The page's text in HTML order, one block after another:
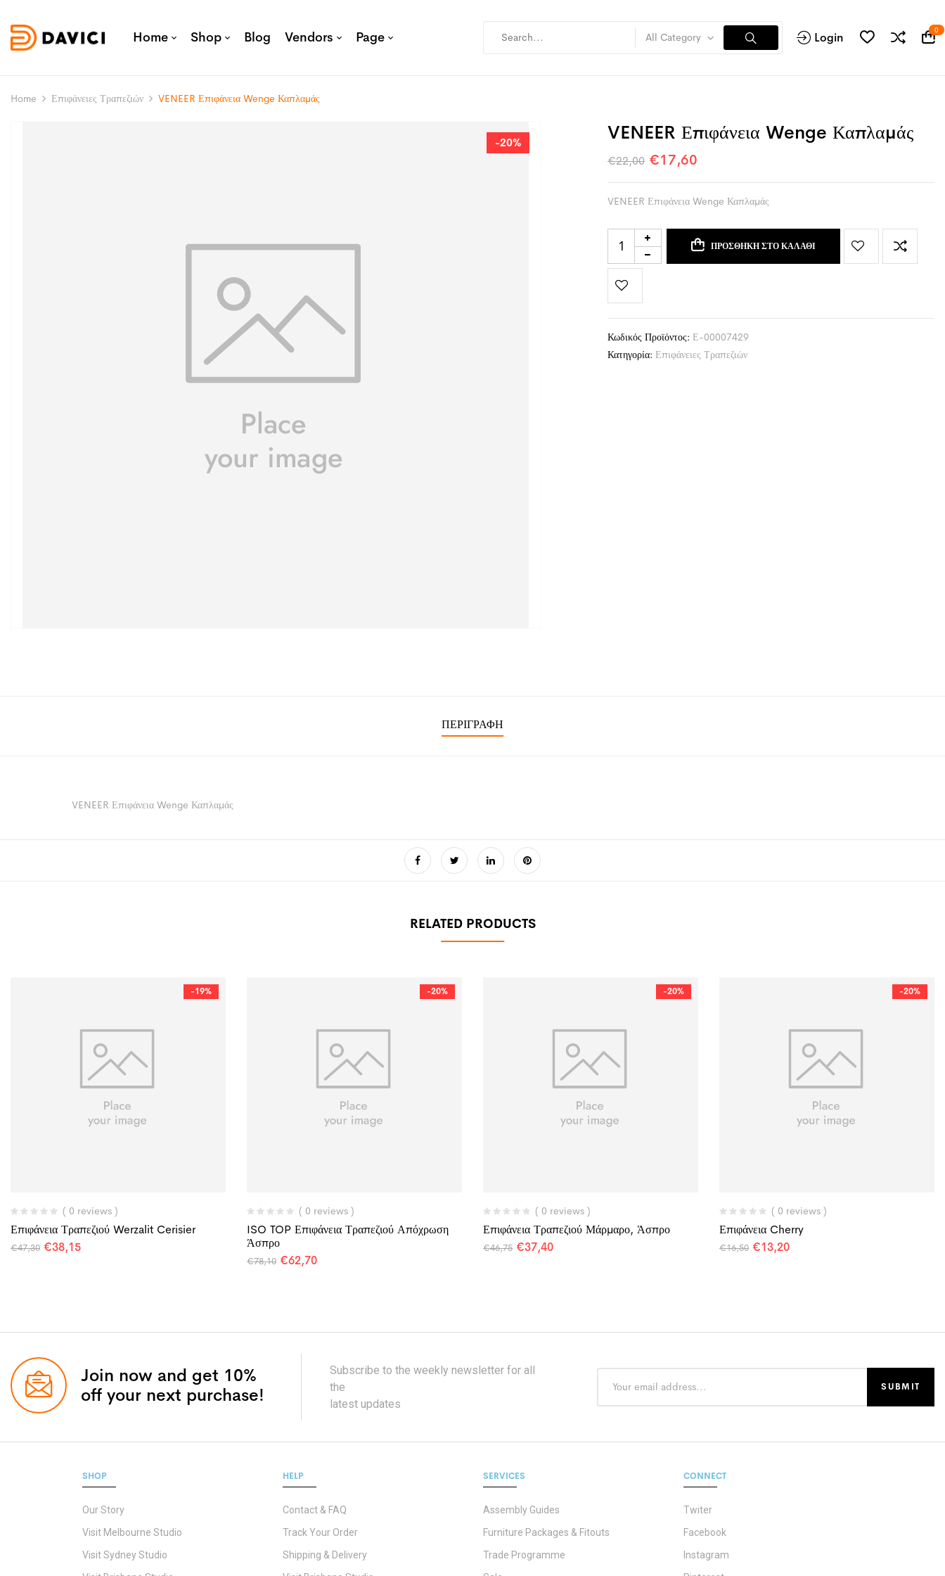
Home Shop Blog Vendors Page All Category Login 0
Home Επιφάνειες Τραπεζιών VENEER Επιφάνεια Wenge Καπλαμάς
-20% VENEER Επιφάνεια Wenge Καπλαμάς
€22,00 €17,60
VENEER Επιφάνεια Wenge Καπλαμάς
ΠΡΟΣΘΉΚΗ ΣΤΟ ΚΑΛΆΘΙ
Κωδικός Προϊόντος: Ε-00007429
Κατηγορία: Επιφάνειες Τραπεζιών
ΠΕΡΙΓΡΑΦΉ
VENEER Επιφάνεια Wenge Καπλαμάς
RELATED PRODUCTS
-19%
( 0 reviews )
Επιφάνεια Τραπεζιού Werzalit Cerisier
€47,30 €38,15
-20%
( 0 reviews )
ISO TOP Επιφάνεια Τραπεζιού Απόχρωση
Άσπρο
€78,10 €62,70
-20%
( 0 reviews )
Επιφάνεια Τραπεζιού Μάρμαρο, Άσπρο
€46,75 €37,40
-20%
( 0 reviews )
Επιφάνεια Cherry
€16,50 €13,20
Join now and get 10%
off your next purchase!
Subscribe to the weekly newsletter for all
the
latest updates
SHOP
Our Story
Visit Melbourne Studio
Visit Sydney Studio
HELP
Contact & FAQ
Track Your Order
Shipping & Delivery
SERVICES
Assembly Guides
Furniture Packages & Fitouts
Trade Programme
CONNECT
Twiter
Facebook
Instagram